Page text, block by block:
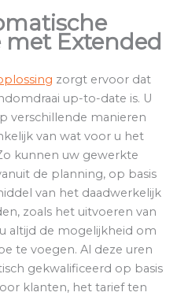
Extended
zorgt ervoor dat
up-to-date is. U
verschillende manieren
van wat voor u het
kunnen uw gewerkte
de planning, op basis
van het daadwerkelijk
zoals het uitvoeren van
altijd de mogelijkheid om
te voegen. Al deze uren
gekwalificeerd op basis
klanten, het tarief ten